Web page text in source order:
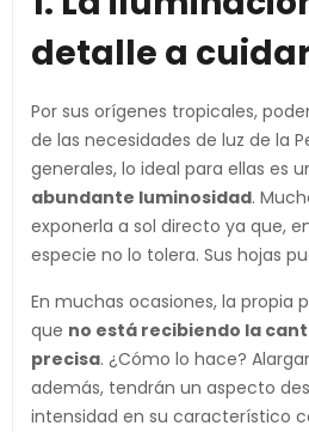
detalle a
Por sus orígenes tropicales,
de las necesidades de luz de la
generales, lo ideal para ellas es
abundante luminosidad.
exponerla a sol directo ya que,
especie no lo tolera. Sus hojas
En muchas ocasiones, la propia
que no está recibiendo la
precisa. ¿Cómo lo hace?
además, tendrán un aspecto
intensidad en su característico